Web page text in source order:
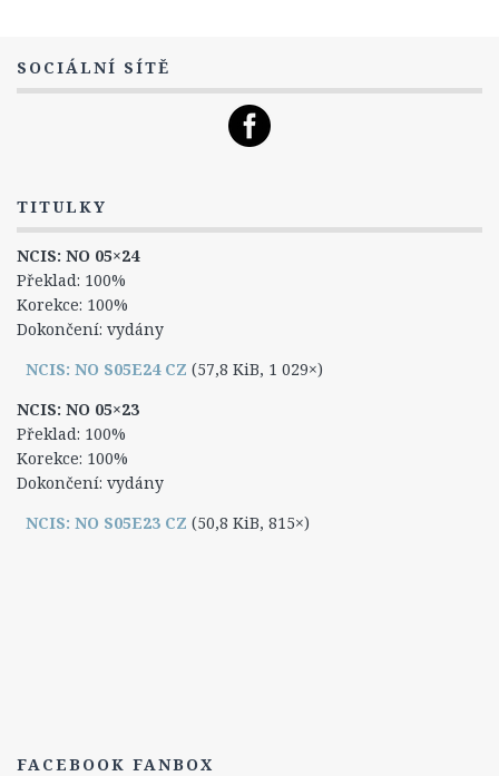
Lokace
Ocenění a nominace
NCIS: Los Angeles
O seriálu
Epizody
4. Série
5. Série
6. Série
SOCIÁLNÍ SÍTĚ
TITULKY
NCIS: NO 05×24
Překlad: 100%
Korekce: 100%
Dokončení: vydány
NCIS: NO S05E24 CZ (57,8 KiB, 1 029×)
NCIS: NO 05×23
Překlad: 100%
Korekce: 100%
Dokončení: vydány
NCIS: NO S05E23 CZ (50,8 KiB, 815×)
FACEBOOK FANBOX